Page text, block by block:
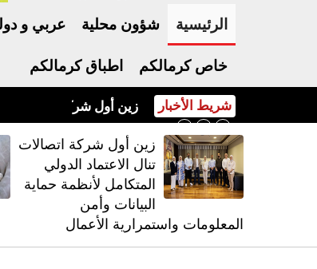
الرئيسية شؤون محلية عربي و
خاص كرمالكم اطباق كرمالكم
شريط الأخبار زين أول شركة اتصالات
زين أول شركة اتصالات
تنال الاعتماد الدولي
المتكامل لأنظمة حماية
البيانات وأمن
المعلومات واستمرارية الأعمال